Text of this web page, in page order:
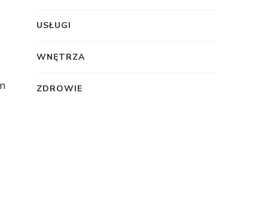
USŁUGI
WNĘTRZA
ZDROWIE